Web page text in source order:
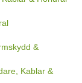
&
Kablar &